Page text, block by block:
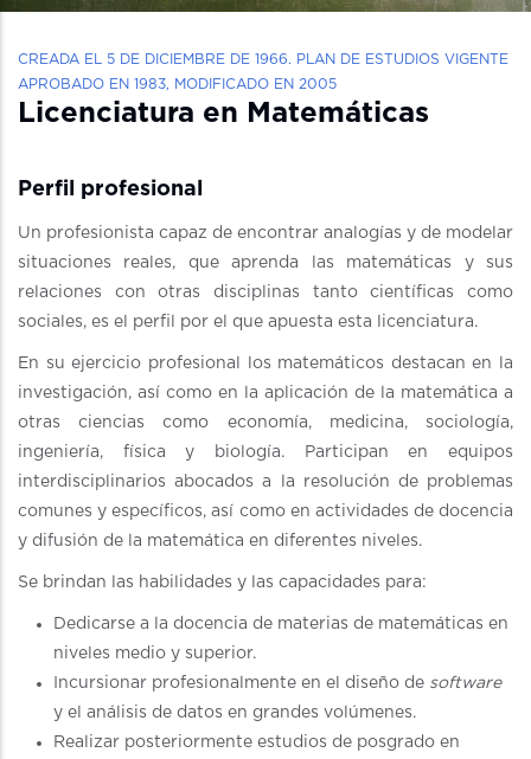
CREADA EL 5 DE DICIEMBRE DE 1966. PLAN DE ESTUDIOS VIGENTE
APROBADO EN 1983, MODIFICADO EN 2005
Licenciatura en Matemáticas
Perfil profesional
Un profesionista capaz de encontrar analogías y de modelar
situaciones reales, que aprenda las matemáticas y sus
relaciones con otras disciplinas tanto científicas como
sociales, es el perfil por el que apuesta esta licenciatura.
En su ejercicio profesional los matemáticos destacan en la
investigación, así como en la aplicación de la matemática a
otras ciencias como economía, medicina, sociología,
ingeniería, física y biología. Participan en equipos
interdisciplinarios abocados a la resolución de problemas
comunes y específicos, así como en actividades de docencia
y difusión de la matemática en diferentes niveles.
Se brindan las habilidades y las capacidades para:
Dedicarse a la docencia de materias de matemáticas en
niveles medio y superior.
Incursionar profesionalmente en el diseño de software
y el análisis de datos en grandes volúmenes.
Realizar posteriormente estudios de posgrado en